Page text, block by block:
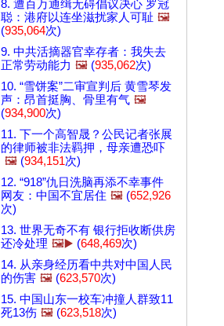
8. 遭百万通缉无碍倡议决心 罗冠
聪：港府以连坐滋扰家人可耻 🖼️
(935,064次)
9. 中共活摘器官幸存者：我失去
正常劳动能力 🖼️ (935,062次)
10. “雪饼案”二审宣判后 黄雪琴发
声：昂首挺胸、骨里有气 🖼️
(934,900次)
11. 下一个高智晟？公民记者张展
的律师被非法羁押，母亲遭恐​​吓
🖼️ (934,151次)
12. “918”仇日洗脑再添不幸事件
网友：中国不宜居住 🖼️ (652,926
次)
13. 世界无奇不有 银行拒收断供房
还冷处理 🖼️▶️ (648,469次)
14. 从亲身经历看中共对中国人民
的伤害 🖼️ (623,570次)
15. 中国山东一校车冲撞人群致11
死13伤 🖼️ (623,518次)